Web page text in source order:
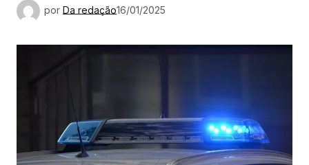
por Da redação16/01/2025